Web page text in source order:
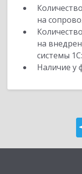
на
на
системы
Наличие у